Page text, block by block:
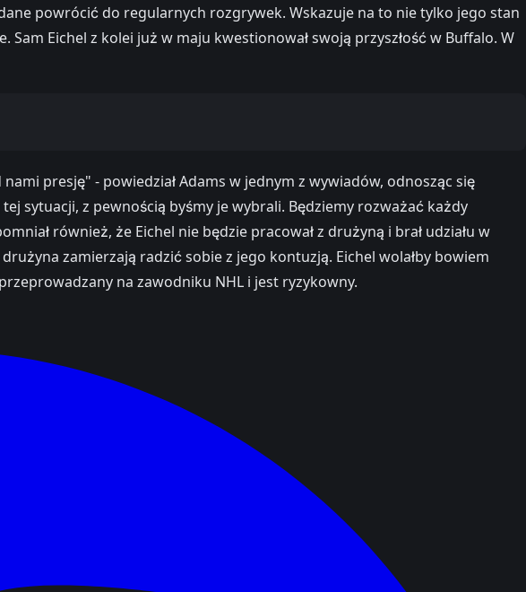
powrócić do regularnych rozgrywek. Wskazuje na to nie tylko jego stan
Eichel z kolei już w maju kwestionował swoją przyszłość w Buffalo. W
presję" - powiedział Adams w jednym z wywiadów, odnosząc się
sytuacji, z pewnością byśmy je wybrali. Będziemy rozważać każdy
również, że Eichel nie będzie pracował z drużyną i brał udziału w
zamierzają radzić sobie z jego kontuzją. Eichel wolałby bowiem
na zawodniku NHL i jest ryzykowny.